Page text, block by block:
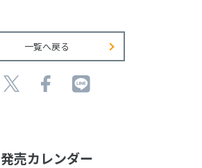
一覧へ戻る
発売カレンダー